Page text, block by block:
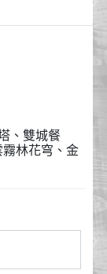
、雙城餐
林花穹、金